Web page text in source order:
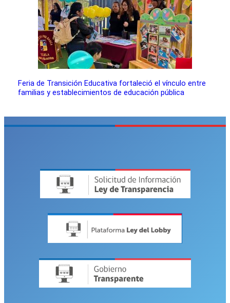
Feria de Transición Educativa fortaleció el vínculo entre
familias y establecimientos de educación pública